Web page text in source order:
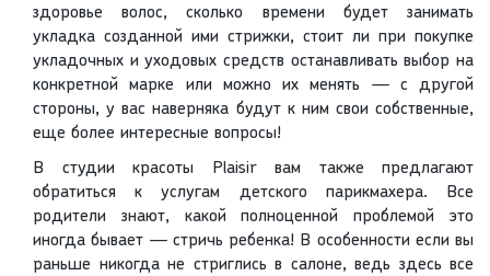
здоровье волос, сколько времени будет занимать
укладка созданной ими стрижки, стоит ли при покупке
укладочных и уходовых средств останавливать выбор на
конкретной марке или можно их менять — с другой
стороны, у вас наверняка будут к ним свои собственные,
еще более интересные вопросы!
В студии красоты Plaisir вам также предлагают
обратиться к услугам детского парикмахера. Все
родители знают, какой полноценной проблемой это
иногда бывает — стричь ребенка! В особенности если вы
раньше никогда не стриглись в салоне, ведь здесь все